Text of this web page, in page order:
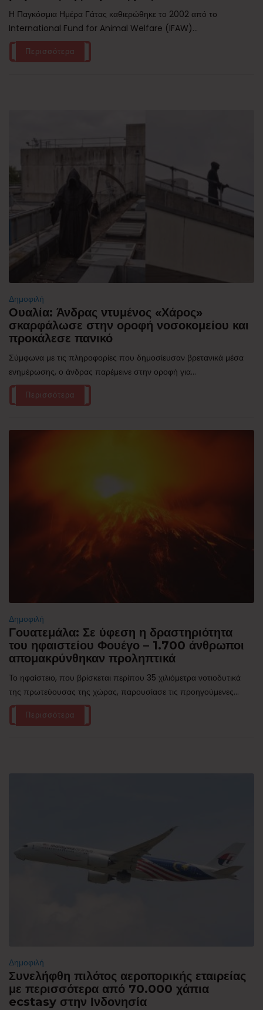
Η Παγκόσμια Ημέρα Γάτας καθιερώθηκε το 2002 από το
International Fund for Animal Welfare (IFAW)...
Περισσότερα
Δημοφιλή
Ουαλία: Άνδρας ντυμένος «Χάρος»
σκαρφάλωσε στην οροφή νοσοκομείου και
προκάλεσε πανικό
Σύμφωνα με τις πληροφορίες που δημοσίευσαν βρετανικά μέσα
ενημέρωσης, ο άνδρας παρέμεινε στην οροφή για...
Περισσότερα
Δημοφιλή
Γουατεμάλα: Σε ύφεση η δραστηριότητα
του ηφαιστείου Φουέγο – 1.700 άνθρωποι
απομακρύνθηκαν προληπτικά
Το ηφαίστειο, που βρίσκεται περίπου 35 χιλιόμετρα νοτιοδυτικά
της πρωτεύουσας της χώρας, παρουσίασε τις προηγούμενες...
Περισσότερα
Δημοφιλή
Συνελήφθη πιλότος αεροπορικής εταιρείας
με περισσότερα από 70.000 χάπια
ecstasy στην Ινδονησία